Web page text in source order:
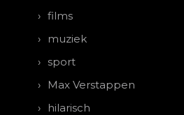
films
muziek
sport
Max Verstappen
hilarisch